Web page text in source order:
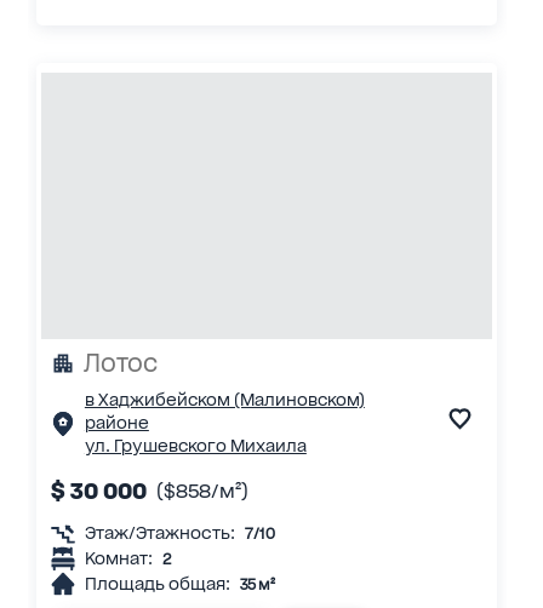
Лотос
в Хаджибейском (Малиновском)
районе
ул. Грушевского Михаила
$ 30 000 ($858/м²)
Этаж/Этажность: 7/10
Комнат: 2
Площадь общая: 35 м²